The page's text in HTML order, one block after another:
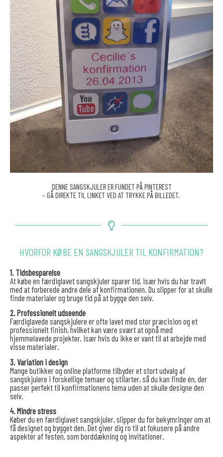
DENNE SANGSKJULER ER FUNDET PÅ PINTEREST
– GÅ DIREKTE TIL LINKET VED AT TRYKKE PÅ BILLEDET.
HVORFOR KØBE EN SANGSKJULER TIL KONFIRMATION?
1. Tidsbesparelse
At købe en færdiglavet sangskjuler sparer tid, især hvis du har travlt
med at forberede andre dele af konfirmationen. Du slipper for at skulle
finde materialer og bruge tid på at bygge den selv.
2. Professionelt udseende
Færdiglavede sangskjulere er ofte lavet med stor præcision og et
professionelt finish, hvilket kan være svært at opnå med
hjemmelavede projekter, især hvis du ikke er vant til at arbejde med
visse materialer.
3. Variation i design
Mange butikker og online platforme tilbyder et stort udvalg af
sangskjulere i forskellige temaer og stilarter, så du kan finde én, der
passer perfekt til konfirmationens tema uden at skulle designe den
selv.
4. Mindre stress
Køber du en færdiglavet sangskjuler, slipper du for bekymringer om at
få designet og bygget den. Det giver dig ro til at fokusere på andre
aspekter af festen, som borddækning og invitationer.